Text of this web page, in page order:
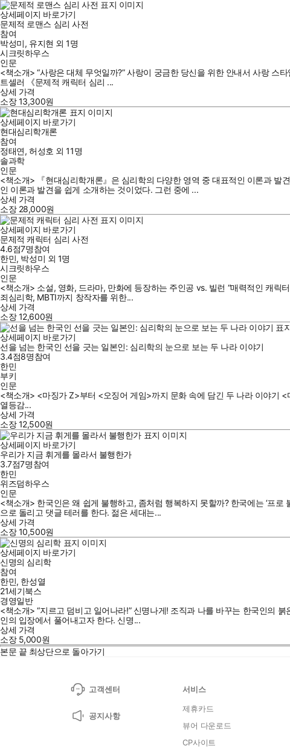
상세페이지 바로가기
문제적 로맨스 심리 사전
참여
박성미, 유지현 외1명
시크릿하우스
인문
<책소개> “사랑은 대체 무엇일까?” 사랑이 궁금한 당신을 위한 안내서 사랑
트셀러 《문제적 캐릭터 심리 ...
상세 가격
소장13,300원
상세페이지 바로가기
현대심리학개론
참여
정태연, 허성호 외11명
솔과학
인문
<책소개> 『현대심리학개론』은 심리학의 다양한 영역 중 대표적인 이론과 발
인 이론과 발견을 쉽게 소개하는 것이었다. 그런 중에 ...
상세 가격
소장 28,000원
상세페이지 바로가기
문제적 캐릭터 심리 사전
4.6점7명참여
한민, 박성미 외 1명
시크릿하우스
인문
<책소개> 소설, 영화, 드라마, 만화에 등장하는 주인공 vs. 빌런 “매력적인 캐
죄심리학, MBTI까지 창작자를 위한...
상세 가격
소장12,600원
상세페이지 바로가기
선을 넘는 한국인 선을 긋는 일본인: 심리학의 눈으로 보는 두 나라 이야기
3.4점8명참여
한민
부키
인문
<책소개> <마징가 Z>부터 <오징어 게임>까지 문화 속에 담긴 두 나라 이야기
열등감...
상세 가격
소장12,500원
상세페이지 바로가기
우리가 지금 휘게를 몰라서 불행한가
3.7점7명참여
한민
위즈덤하우스
인문
<책소개> 한국인은 왜 쉽게 불행하고, 좀처럼 행복하지 못할까? 한국에는 ‘프
으로 돌리고 댓글 테러를 한다. 젊은 세대는...
상세 가격
소장10,500원
상세페이지 바로가기
신명의 심리학
참여
한민, 한성열
21세기북스
경영일반
<책소개> “지르고 덤비고 일어나라!” 신명나게! 조직과 나를 바꾸는 한국인의
인의 입장에서 풀어내고자 한다. 신명...
상세 가격
소장 5,000원
본문 끝 최상단으로 돌아가기
고객센터
공지사항
서비스
제휴카드
뷰어 다운로드
CP사이트